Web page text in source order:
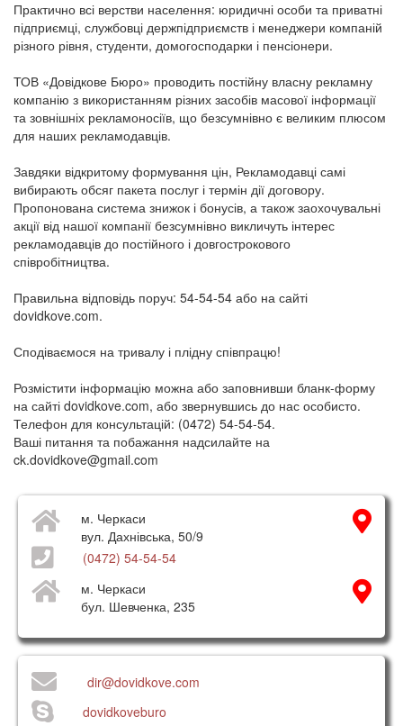
Практично всі верстви населення: юридичні особи та приватні
підприємці, службовці держпідприємств і менеджери компаній
різного рівня, студенти, домогосподарки і пенсіонери.
ТОВ «Довідкове Бюро» проводить постійну власну рекламну
компанію з використанням різних засобів масової інформації
та зовнішніх рекламоносіїв, що безсумнівно є великим плюсом
для наших рекламодавців.
Завдяки відкритому формування цін, Рекламодавці самі
вибирають обсяг пакета послуг і термін дії договору.
Пропонована система знижок і бонусів, а також заохочувальні
акції від нашої компанії безсумнівно викличуть інтерес
рекламодавців до постійного і довгострокового
співробітництва.
Правильна відповідь поруч: 54-54-54 або на сайті
dovidkove.com.
Сподіваємося на тривалу і плідну співпрацю!
Розмістити інформацію можна або заповнивши бланк-форму
на сайті dovidkove.com, або звернувшись до нас особисто.
Телефон для консультацій: (0472) 54-54-54.
Ваші питання та побажання надсилайте на
ck.dovidkove@gmail.com
м. Черкаси
вул. Дахнівська, 50/9
(0472) 54-54-54
м. Черкаси
бул. Шевченка, 235
dir@dovidkove.com
dovidkoveburo